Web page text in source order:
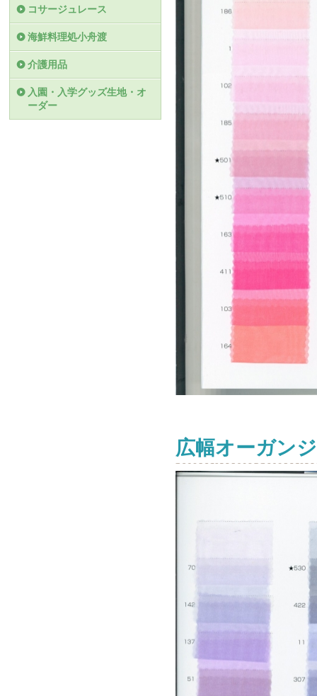
広幅オーガン
コサージュレース
海鮮料理処小舟渡
介護用品
入園・入学グッズ生地・オ
ーダー